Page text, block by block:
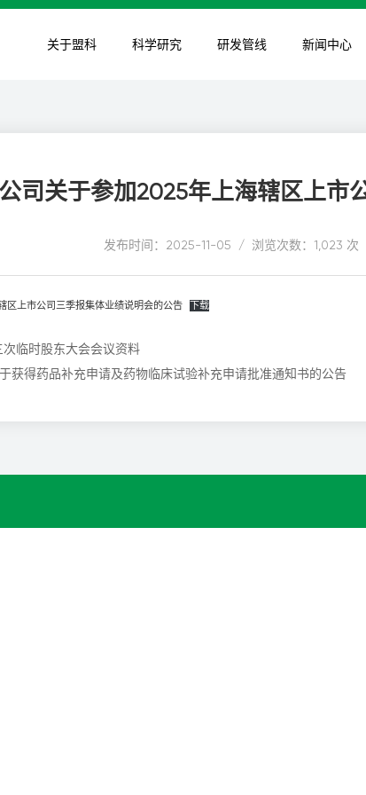
关于盟科 科学研究 研发管线 新闻中心
司关于参加2025年上海辖区上市
发布时间：2025-11-05 / 浏览次数：1,023 次
区上市公司三季报集体业绩说明会的公告 下载
次临时股东大会会议资料
获得药品补充申请及药物临床试验补充申请批准通知书的公告